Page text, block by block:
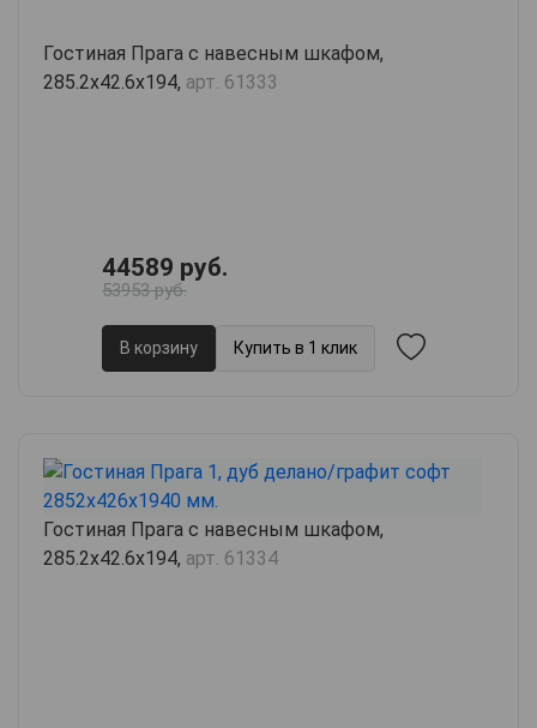
Гостиная Прага с навесным шкафом,
285.2х42.6х194, арт. 61333
44589 руб.
53953 руб.
В корзину Купить в 1 клик
Гостиная Прага с навесным шкафом,
285.2х42.6х194, арт. 61334